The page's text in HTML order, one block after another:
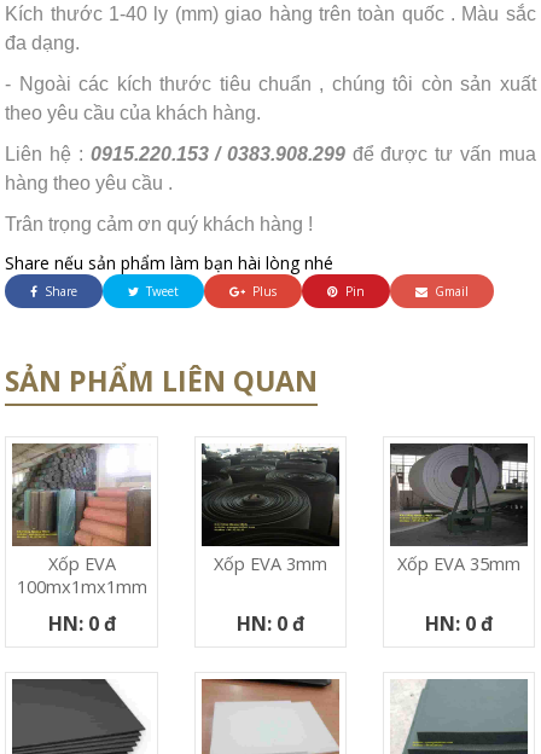
Kích thước 1-40 ly (mm) giao hàng trên toàn quốc . Màu sắc
đa dạng.
- Ngoài các kích thước tiêu chuẩn , chúng tôi còn sản xuất
theo yêu cầu của khách hàng.
Liên hệ : 0915.220.153 / 0383.908.299 để được tư vấn mua
hàng theo yêu cầu .
Trân trọng cảm ơn quý khách hàng !
Share nếu sản phẩm làm bạn hài lòng nhé
Share Tweet Plus Pin Gmail
SẢN PHẨM LIÊN QUAN
Xốp EVA
100mx1mx1mm
HN: 0 đ
Xốp EVA 3mm
HN: 0 đ
Xốp EVA 35mm
HN: 0 đ